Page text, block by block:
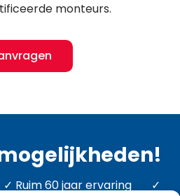
monteurs.
Ruim 60 jaar ervaring ✓